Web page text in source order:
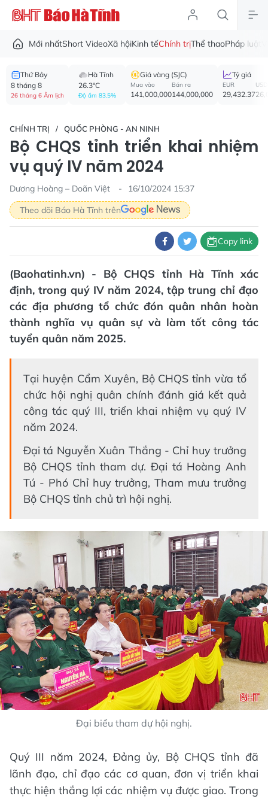
Mới nhấtShort VideoXã hộiKinh tếChính trịThể thaoPháp luật
Thứ Bảy
8 tháng 8
26 tháng 6 Âm lịch
Hà Tĩnh
26.3°C
Độ ẩm 83.5%
Giá vàng (SJC)
Mua vào
141,000,000
Bán ra
144,000,000
Tỷ giá
EUR
29,432.37
USD
CHÍNH TRỊ QUỐC PHÒNG - AN NINH
Bộ CHQS tỉnh triển khai nhiệm
vụ quý IV năm 2024
Dương Hoàng – Doãn Việt
16/10/2024 15:37
Theo dõi Báo Hà Tĩnh trên
Copy link
(Baohatinh.vn) - Bộ CHQS tỉnh Hà Tĩnh xác
định, trong quý IV năm 2024, tập trung chỉ đạo
các địa phương tổ chức đón quân nhân hoàn
thành nghĩa vụ quân sự và làm tốt công tác
tuyển quân năm 2025.
Tại huyện Cẩm Xuyên, Bộ CHQS tỉnh vừa tổ
chức hội nghị quân chính đánh giá kết quả
công tác quý III, triển khai nhiệm vụ quý IV
năm 2024.
Đại tá Nguyễn Xuân Thắng - Chỉ huy trưởng
Bộ CHQS tỉnh tham dự. Đại tá Hoàng Anh
Tú - Phó Chỉ huy trưởng, Tham mưu trưởng
Bộ CHQS tỉnh chủ trì hội nghị.
Đại biểu tham dự hội nghị.
Quý III năm 2024, Đảng ủy, Bộ CHQS tỉnh đã
lãnh đạo, chỉ đạo các cơ quan, đơn vị triển khai
thực hiện thắng lợi các nhiệm vụ được giao. Trong